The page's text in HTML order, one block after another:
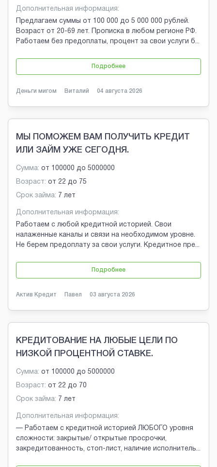
Дополнительная информация:
Предлагаем суммы от 100 000 до 5 000 000 рублей.
Возраст от 20-69 лет. Прописка в любом регионе РФ.
Работаем без предоплаты, процент за свои услуги б...
Подробнее
Деньги мигом Виталий 04 августа 2026
МЫ ПОМОЖЕМ ВАМ ПОЛУЧИТЬ КРЕДИТ
ИЛИ ЗАЙМ УЖЕ СЕГОДНЯ.
Сумма: от 100000 до 5000000
Возраст: от 22 до 75
Срок займа: 7 лет
Дополнительная информация:
Работаем с любой кредитной историей. Свои
налаженные каналы и связи на необходимом уровне.
Не берем предоплату за свои услуги. Кредитное пре...
Подробнее
Актив Кредит Павел 03 августа 2026
КРЕДИТОВАНИЕ НА ЛЮБЫЕ ЦЕЛИ ПО
НИЗКОЙ ПРОЦЕНТНОЙ СТАВКЕ.
Сумма: от 100000 до 5000000
Возраст: от 22 до 70
Срок займа: 7 лет
Дополнительная информация:
— Работаем с кредитной историей ЛЮБОГО уровня
сложности: закрытые/ открытые просрочки,
закредитованность, стоп-лист, наличие исполнитель...